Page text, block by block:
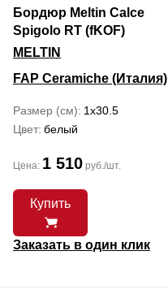
Бордюр Meltin Calce
Spigolo RT (fKOF)
MELTIN
FAP Ceramiche (Италия)
Размер (см) 1x30.5
Цвет белый
Цена: 1 510 руб./шт.
Купить
Заказать в один клик